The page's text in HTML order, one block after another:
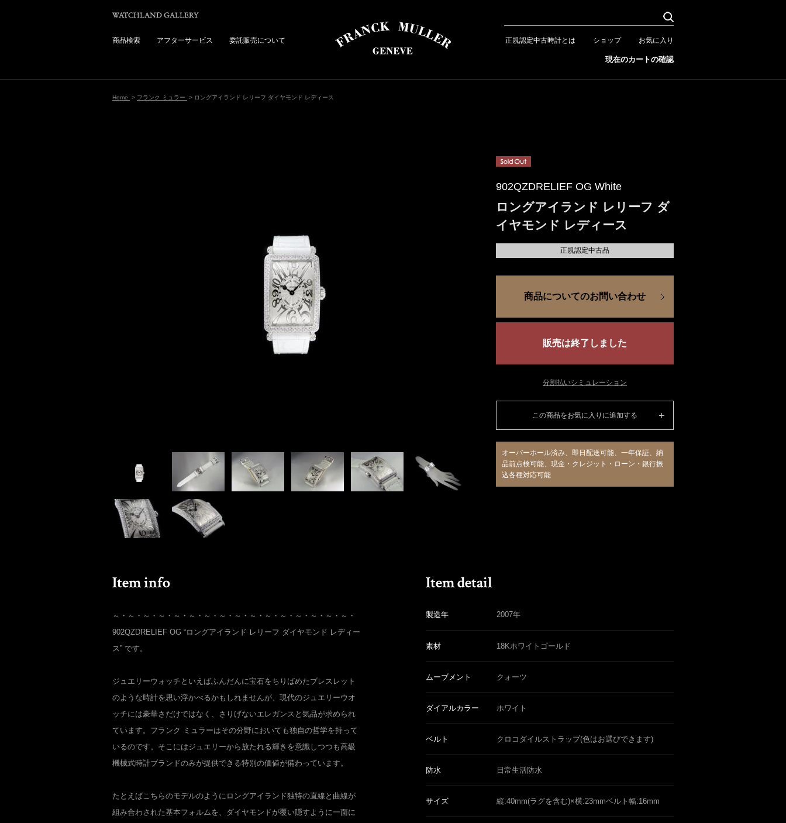
商品検索 アフターサービス 委託販売について 正規認定中古時計とは ショップ お気に入り
現在のカートの確認
Home > フランク ミュラー > ロングアイランド レリーフ ダイヤモンド レディース
902QZDRELIEF OG White
ロングアイランド レリーフ ダ
イヤモンド レディース
正規認定中古品
商品についてのお問い合わせ
販売は終了しました
分割払いシミュレーション
この商品をお気に入りに追加する
オーバーホール済み、即日配送可能、一年保証、納
品前点検可能、現金・クレジット・ローン・銀行振
込各種対応可能
～・～・～・～・～・～・～・～・～・～・～・～・～・～・～・～・
902QZDRELIEF OG “ロングアイランド レリーフ ダイヤモンド レディー
ス” です。
ジュエリーウォッチといえばふんだんに宝石をちりばめたブレスレット
のような時計を思い浮かべるかもしれませんが、現代のジュエリーウオ
ッチには豪華さだけではなく、さりげないエレガンスと気品が求められ
ています。フランク ミュラーはその分野においても独自の哲学を持って
いるのです。そこにはジュエリーから放たれる輝きを意識しつつも高級
機械式時計ブランドのみが提供できる特別の価値が備わっています。
たとえばこちらのモデルのようにロングアイランド独特の直線と曲線が
組み合わされた基本フォルムを、ダイヤモンドが覆い隠すように一面に
製造年 2007年
素材 18Kホワイトゴールド
ムーブメント クォーツ
ダイアルカラー ホワイト
ベルト クロコダイルストラップ(色はお選びできます)
防水 日常生活防水
サイズ 縦:40mm(ラグを含む)×横:23mmベルト幅:16mm